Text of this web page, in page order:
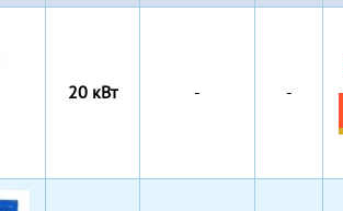
20 кВт - -